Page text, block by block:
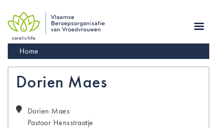
main
navigation
Kruimelpad
Home
Dorien Maes
Dorien Maes
Pastoor Hensstraatje